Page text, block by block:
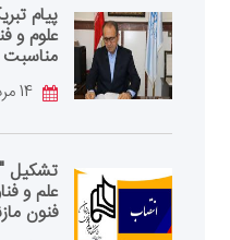
پیام
علوم و
مناسبت
تشکیل
علم و
فنون